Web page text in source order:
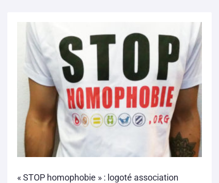
« STOP homophobie » : logoté association